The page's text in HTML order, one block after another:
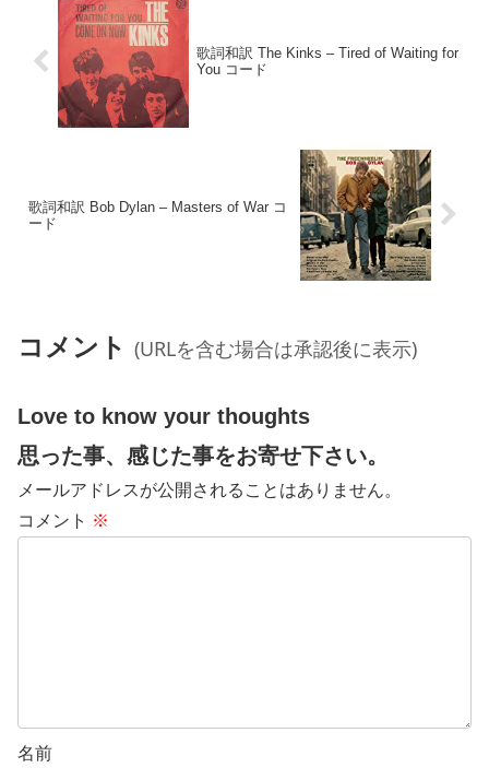
歌詞和訳 The Kinks – Tired of Waiting for
You コード
歌詞和訳 Bob Dylan – Masters of War コ
ード
コメント (URLを含む場合は承認後に表示)
Love to know your thoughts
思った事、感じた事をお寄せ下さい。
メールアドレスが公開されることはありません。
コメント ※
名前